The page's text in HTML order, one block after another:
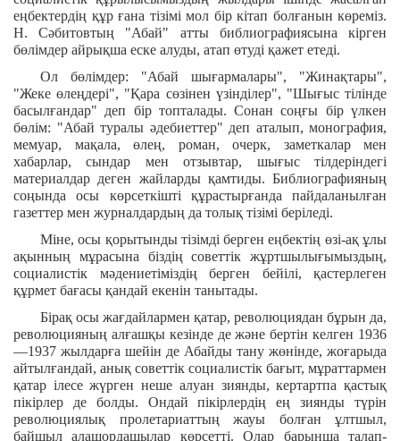
еңбектердің құр ғана тізімі мол бір кітап болғанын көреміз.
Н. Сәбитовтың "Абай" атты библиографиясына кірген
бөлімдер айрықша еске алуды, атап өтуді қажет етеді.
Ол бөлімдер: "Абай шығармалары", "Жинақтары",
"Жеке өлеңдері", "Қара сөзінен үзінділер", "Шығыс тілінде
басылғандар" деп бір топталады. Сонан соңғы бір үлкен
бөлім: "Абай туралы әдебиеттер" деп аталып, монография,
мемуар, мақала, өлең, роман, очерк, заметкалар мен
хабарлар, сындар мен отзывтар, шығыс тілдеріндегі
материалдар деген жайларды қамтиды. Библиографияның
соңында осы көрсеткішті құрастырғанда пайдаланылған
газеттер мен журналдардың да толық тізімі беріледі.
Міне, осы қорытынды тізімді берген еңбектің өзі-ақ ұлы
ақынның мұрасына біздің советтік жұртшылығымыздың,
социалистік мәдениетіміздің берген бейілі, қастерлеген
құрмет бағасы қандай екенін танытады.
Бірақ осы жағдайлармен қатар, революциядан бұрын да,
революцияның алғашқы кезінде де және бертін келген 1936
—1937 жылдарға шейін де Абайды тану жөнінде, жоғарыда
айтылғандай, анық советтік социалистік бағыт, мұраттармен
қатар ілесе жүрген неше алуан зиянды, кертартпа қастық
пікірлер де болды. Ондай пікірлердің ең зиянды түрін
революциялық пролетариаттың жауы болған ұлтшыл,
байшыл алашордашылар көрсетті. Олар барынша талап-